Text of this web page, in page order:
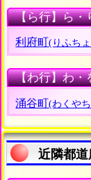
【ら行】ら・
利府町(りふち
【わ行】わ・
涌谷町(わくや
近隣都道